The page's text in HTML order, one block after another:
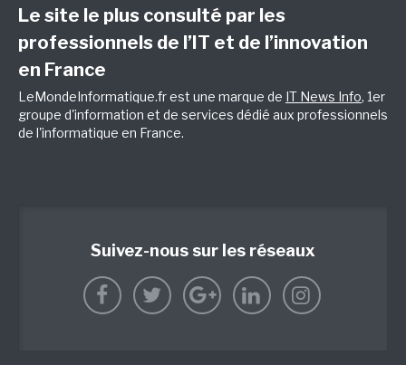
Le site le plus consulté par les
professionnels de l’IT et de l’innovation
en France
LeMondeInformatique.fr est une marque de IT News Info, 1er
groupe d'information et de services dédié aux professionnels
de l'informatique en France.
Suivez-nous sur les réseaux